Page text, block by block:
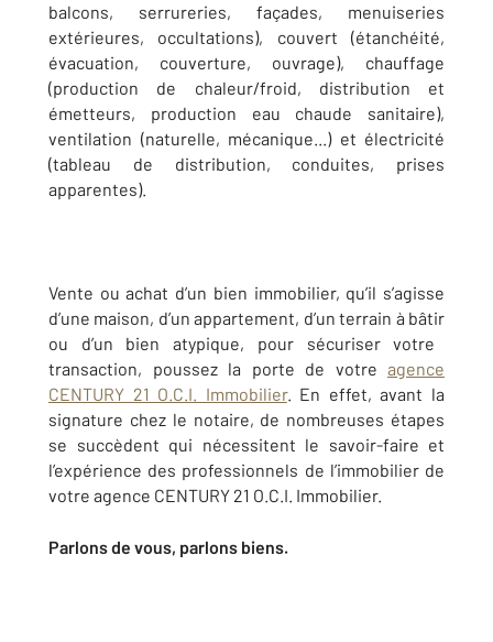
balcons, serrureries, façades, menuiseries
extérieures, occultations), couvert (étanchéité,
évacuation, couverture, ouvrage), chauffage
(production de chaleur/froid, distribution et
émetteurs, production eau chaude sanitaire),
ventilation (naturelle, mécanique...) et électricité
(tableau de distribution, conduites, prises
apparentes).
Vente ou achat d’un bien immobilier, qu’il s’agisse
d’une maison, d’un appartement, d’un terrain à bâtir
ou d’un bien atypique, pour sécuriser votre
transaction, poussez la porte de votre agence
CENTURY 21 O.C.I. Immobilier. En effet, avant la
signature chez le notaire, de nombreuses étapes
se succèdent qui nécessitent le savoir-faire et
l’expérience des professionnels de l’immobilier de
votre agence CENTURY 21 O.C.I. Immobilier.
Parlons de vous, parlons biens.